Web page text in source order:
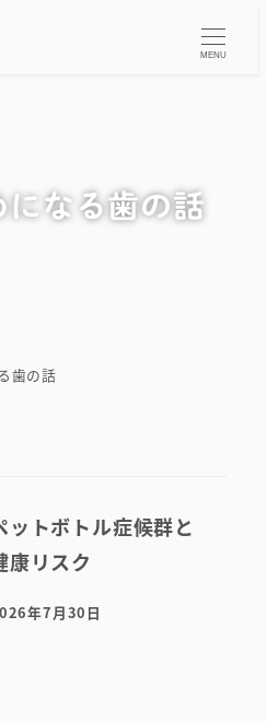
MENU
になる歯の話
歯の話
ットボトル症候群と
康リスク
稿日
年7月30日